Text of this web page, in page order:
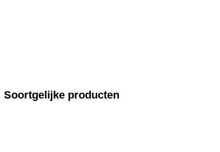
Soortgelijke producten